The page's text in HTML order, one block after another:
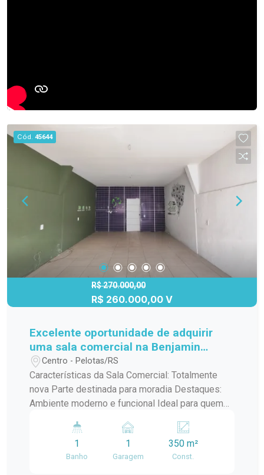
Cód. 45644
R$ 270.000,00
R$ 260.000,00 V
Excelente oportunidade de adquirir
uma sala comercial na Benjamin
Constant, totalmente nova, com uma
parte destinada para moradia.
Centro - Pelotas/RS
Características da Sala Comercial: Totalmente
nova Parte destinada para moradia Destaques:
Ambiente moderno e funcional Ideal para quem
de moradia Localização privilegiada na Benjamin
adquirir uma sala comercial na Benjamin Constant,
1
Banho
1
Garagem
350 m²
Const.